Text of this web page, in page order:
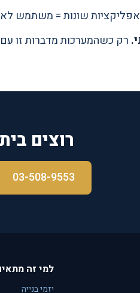
רק כשהמערכות מדברות זו
רוצים
03-508-9553
למי זה
יזמי בנייה